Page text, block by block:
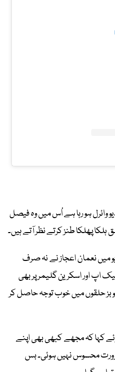
وائرل ہو رہا ہے اُس میں وہ فیصل
پھلکا طنز کرتے نظر آتے ہیں۔
میں نعمان اعجاز نے نہ صرف
اپ اور اسکرین گلیمر پر بھی
حلقوں میں خوب توجہ حاصل کر
کہا کہ مجھے کبھی بھی اپنے
محسوس نہیں ہوئی۔ بس